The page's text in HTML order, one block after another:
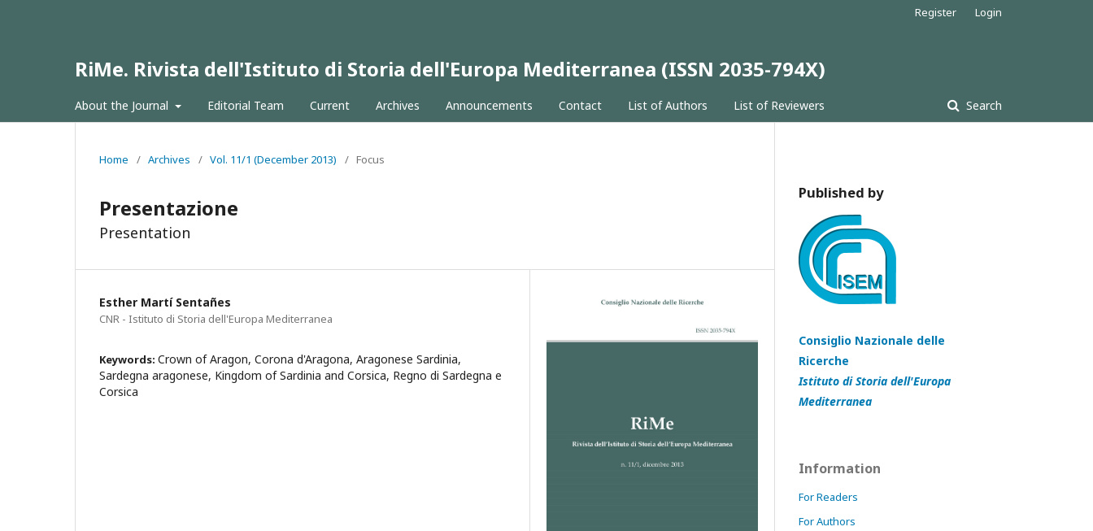
RiMe. Rivista dell'Istituto di Storia dell'Europa Mediterranea (ISSN 2035-794X)
About the Journal Editorial Team Current Archives Announcements Contact List of Authors List of Reviewers Search
Register Login
Home / Archives / Vol. 11/1 (December 2013) / Focus
Presentazione
Presentation
Esther Martí Sentañes
CNR - Istituto di Storia dell'Europa Mediterranea
Keywords: Crown of Aragon, Corona d'Aragona, Aragonese Sardinia,
Sardegna aragonese, Kingdom of Sardinia and Corsica, Regno di Sardegna e
Corsica
Published by
Consiglio Nazionale delle
Ricerche
Istituto di Storia dell'Europa
Mediterranea
Information
For Readers
For Authors